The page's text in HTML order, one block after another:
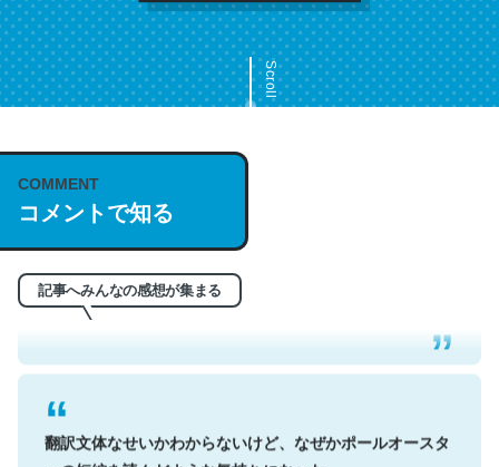
Scroll
COMMENT
コメントで知る
記事へみんなの感想が集まる
これは名文。彼はとてもクレバーなんだろうなと凄く思
─今のこの状況が信じられるかい？ by ラーズ・ヌートバー
翻訳文体なせいかわからないけど、なぜかポールオースタ
ーの短編を読んだような気持ちになった